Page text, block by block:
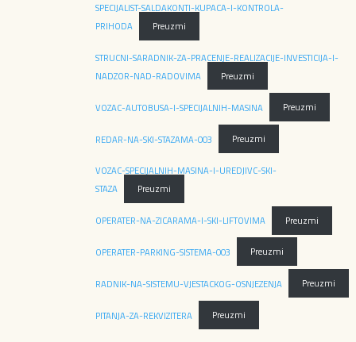
SPECIJALIST-SALDAKONTI-KUPACA-I-KONTROLA-
PRIHODA
Preuzmi
STRUCNI-SARADNIK-ZA-PRACENJE-REALIZACIJE-INVESTICIJA-I-
NADZOR-NAD-RADOVIMA
Preuzmi
VOZAC-AUTOBUSA-I-SPECIJALNIH-MASINA Preuzmi
REDAR-NA-SKI-STAZAMA-003 Preuzmi
VOZAC-SPECIJALNIH-MASINA-I-UREDJIVC-SKI-
STAZA
Preuzmi
OPERATER-NA-ZICARAMA-I-SKI-LIFTOVIMA Preuzmi
OPERATER-PARKING-SISTEMA-003 Preuzmi
RADNIK-NA-SISTEMU-VJESTACKOG-OSNJEZENJA Preuzmi
PITANJA-ZA-REKVIZITERA Preuzmi